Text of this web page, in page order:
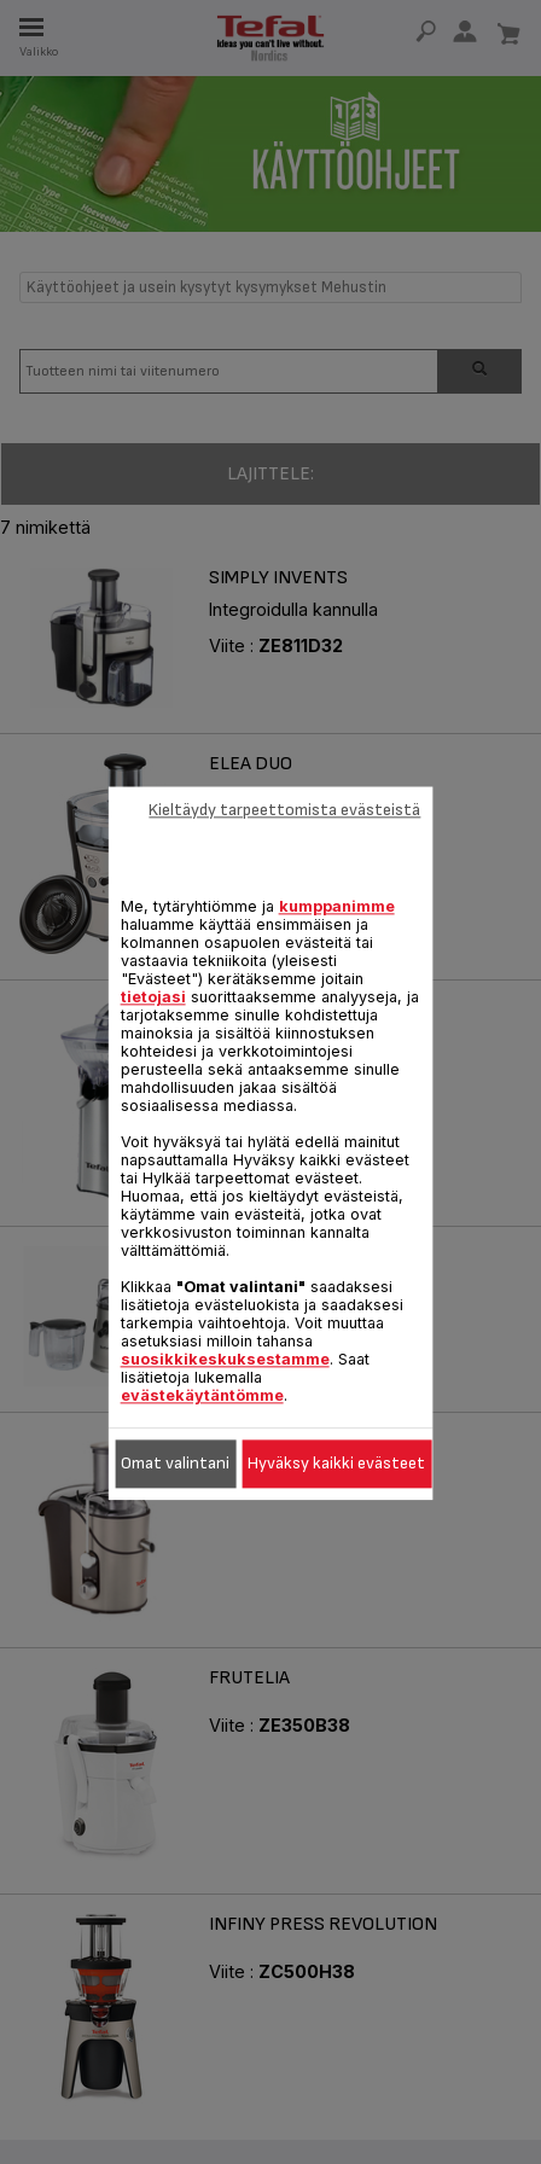
Valikko
15 VUOTTA
Käyttöohjeet ja usein kysytyt kysymykset Mehustin
LAJITTELE:
7 nimikettä
SIMPLY INVENTS
Integroidulla kannulla
Viite : ZE811D32
ELEA DUO
DIRECT SERVE
Viite :ZP600031
JUICE MACHINE
Viite :ZN440832
XXL ZN655
Viite :ZN655H66
FRUTELIA
Viite : ZE350B38
INFINY PRESS REVOLUTION
Viite : ZC500H38
Me, tytäryhtiömme ja kumppanimme
haluamme käyttää ensimmäisen ja
kolmannen osapuolen evästeitä tai
vastaavia tekniikoita (yleisesti
"Evästeet") kerätäksemme joitain
tietojasi suorittaaksemme analyyseja, ja
tarjotaksemme sinulle kohdistettuja
mainoksia ja sisältöä kiinnostuksen
kohteidesi ja verkkotoimintojesi
perusteella sekä antaaksemme sinulle
mahdollisuuden jakaa sisältöä
sosiaalisessa mediassa.
Voit hyväksyä tai hylätä edellä mainitut
napsauttamalla Hyväksy kaikki evästeet
tai Hylkää tarpeettomat evästeet.
Huomaa, että jos kieltäydyt evästeistä,
käytämme vain evästeitä, jotka ovat
verkkosivuston toiminnan kannalta
välttämättömiä.
Klikkaa "Omat valintani" saadaksesi
lisätietoja evästeluokista ja saadaksesi
tarkempia vaihtoehtoja. Voit muuttaa
asetuksiasi milloin tahansa
suosikkikeskuksestamme. Saat
lisätietoja lukemalla
evästekäytäntömme.
Kieltäydy tarpeettomista evästeistä
Omat valintani Hyväksy kaikki evästeet